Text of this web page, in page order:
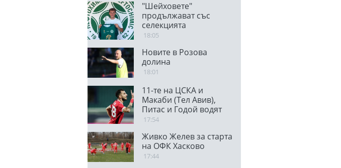
"Шейховете"
продължават със
селекцията
18:05
Новите в Розова
долина
18:01
11-те на ЦСКА и
Макаби (Тел Авив),
Питас и Годой водят
атаката
17:54
Живко Желев за старта
на ОФК Хасково
17:44